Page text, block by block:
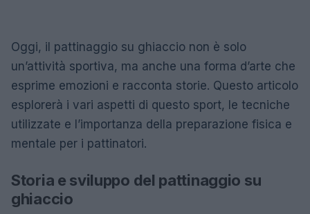
Oggi, il pattinaggio su ghiaccio non è solo
un’attività sportiva, ma anche una forma d’arte che
esprime emozioni e racconta storie. Questo articolo
esplorerà i vari aspetti di questo sport, le tecniche
utilizzate e l’importanza della preparazione fisica e
mentale per i pattinatori.
Storia e sviluppo del pattinaggio su
ghiaccio